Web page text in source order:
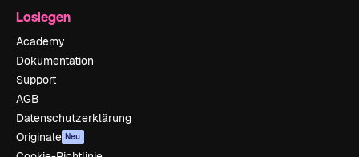
Loslegen
Academy
Dokumentation
Support
AGB
Datenschutzerklärung
Originale Neu